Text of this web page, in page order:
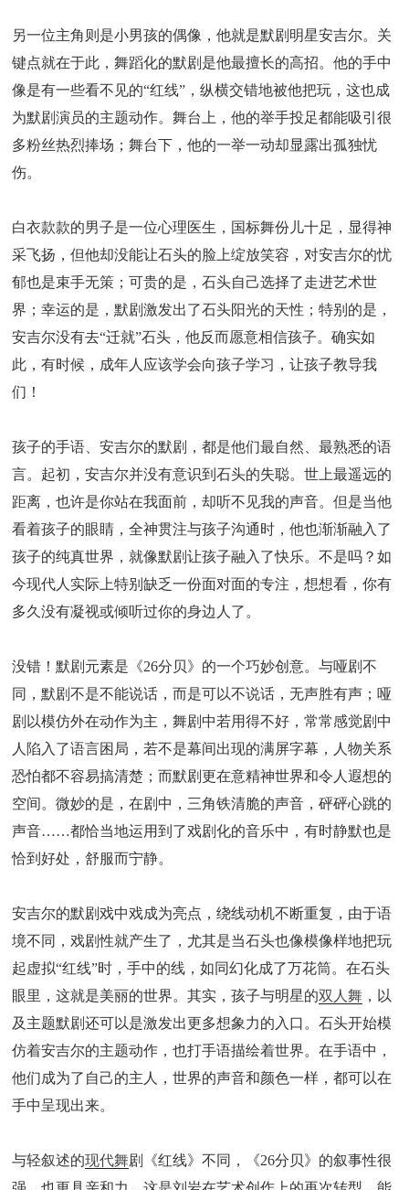
另一位主角则是小男孩的偶像，他就是默剧明星安吉尔。关
键点就在于此，舞蹈化的默剧是他最擅长的高招。他的手中
像是有一些看不见的“红线”，纵横交错地被他把玩，这也成
为默剧演员的主题动作。舞台上，他的举手投足都能吸引很
多粉丝热烈捧场；舞台下，他的一举一动却显露出孤独忧
伤。
白衣款款的男子是一位心理医生，国标舞份儿十足，显得神
采飞扬，但他却没能让石头的脸上绽放笑容，对安吉尔的忧
郁也是束手无策；可贵的是，石头自己选择了走进艺术世
界；幸运的是，默剧激发出了石头阳光的天性；特别的是，
安吉尔没有去“迁就”石头，他反而愿意相信孩子。确实如
此，有时候，成年人应该学会向孩子学习，让孩子教导我
们！
孩子的手语、安吉尔的默剧，都是他们最自然、最熟悉的语
言。起初，安吉尔并没有意识到石头的失聪。世上最遥远的
距离，也许是你站在我面前，却听不见我的声音。但是当他
看着孩子的眼睛，全神贯注与孩子沟通时，他也渐渐融入了
孩子的纯真世界，就像默剧让孩子融入了快乐。不是吗？如
今现代人实际上特别缺乏一份面对面的专注，想想看，你有
多久没有凝视或倾听过你的身边人了。
没错！默剧元素是《26分贝》的一个巧妙创意。与哑剧不
同，默剧不是不能说话，而是可以不说话，无声胜有声；哑
剧以模仿外在动作为主，舞剧中若用得不好，常常感觉剧中
人陷入了语言困局，若不是幕间出现的满屏字幕，人物关系
恐怕都不容易搞清楚；而默剧更在意精神世界和令人遐想的
空间。微妙的是，在剧中，三角铁清脆的声音，砰砰心跳的
声音……都恰当地运用到了戏剧化的音乐中，有时静默也是
恰到好处，舒服而宁静。
安吉尔的默剧戏中戏成为亮点，绕线动机不断重复，由于语
境不同，戏剧性就产生了，尤其是当石头也像模像样地把玩
起虚拟“红线”时，手中的线，如同幻化成了万花筒。在石头
眼里，这就是美丽的世界。其实，孩子与明星的双人舞 ，以
及主题默剧还可以是激发出更多想象力的入口。石头开始模
仿着安吉尔的主题动作，也打手语描绘着世界。在手语中，
他们成为了自己的主人，世界的声音和颜色一样，都可以在
手中呈现出来。
与轻叙述的现代舞剧《红线》不同，《26分贝》的叙事性很